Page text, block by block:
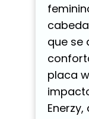
que se
placa